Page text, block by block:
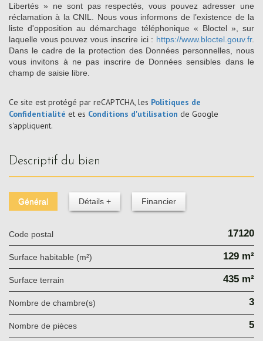
Libertés » ne sont pas respectés, vous pouvez adresser une
réclamation à la CNIL. Nous vous informons de l’existence de la
liste d'opposition au démarchage téléphonique « Bloctel », sur
laquelle vous pouvez vous inscrire ici : https://www.bloctel.gouv.fr.
Dans le cadre de la protection des Données personnelles, nous
vous invitons à ne pas inscrire de Données sensibles dans le
champ de saisie libre.
Ce site est protégé par reCAPTCHA, les Politiques de
Confidentialité et es Conditions d'utilisation de Google
s'appliquent.
descriptif du bien
Général Détails + Financier
Code postal 17120
Surface habitable (m²) 129 m²
surface terrain 435 m²
Nombre de chambre(s) 3
Nombre de pièces 5